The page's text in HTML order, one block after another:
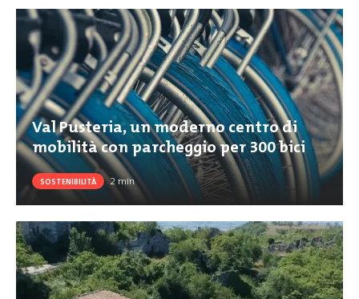
Val Pusteria, un moderno centro di
mobilità con parcheggio per 300 bici
SOSTENIBILITÀ 2min